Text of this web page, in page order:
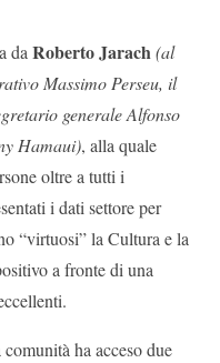
daRoberto Jarach(al
Massimo Perseu, il
generale Alfonso
Hamaui), alla quale
oltre a tutti i
i dati settore per
“virtuosi” la Cultura e la
a fronte di una
ha acceso due